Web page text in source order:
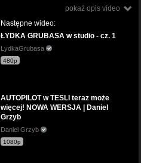
pokaż opis video
Następne wideo:
ŁYDKA GRUBASA w studio - cz. 1
LydkaGrubasa
480p
AUTOPILOT w TESLI teraz może
więcej! NOWA WERSJA | Daniel
Grzyb
Daniel Grzyb
1080p